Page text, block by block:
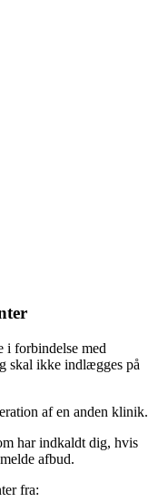
i forbindelse med
skal ikke indlægges på
af en anden klinik.
har indkaldt dig, hvis
afbud.
fra: